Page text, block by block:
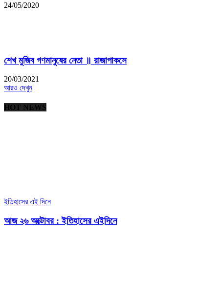
24/05/2020
শেখ মুজিব গণমানুষের নেতা ॥ রাজাপাকসে
20/03/2021
আরও দেখুন
HOT NEWS
ইতিহাসের এই দিনে
আজ ২৬ অক্টোবর : ইতিহাসের এইদিনে